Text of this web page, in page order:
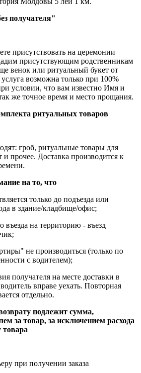
получателя"
присутствовать на церемонии
присутствующим родственникам
венок или ритуальный букет от
возможна только при 100%
условии, что вам известно Имя и
же точное время и место прощания.
ритуальных товаров
гроб, ритуальные товары для
и прочее. Доставка производится к
на то, что
только до подъезда или
в здание/кладбище/офис;
въезда на территорию - въезд
не производиться (только по
с водителем);
получателя на месте доставки в
вправе уехать. Повторная
отдельно.
подлежит сумма,
за товар, за исключением расхода
товара
при получении заказа